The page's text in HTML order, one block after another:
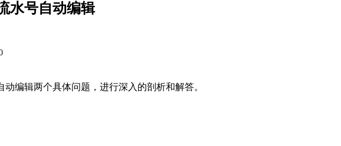
水号自动编辑
动编辑两个具体问题，进行深入的剖析和解答。